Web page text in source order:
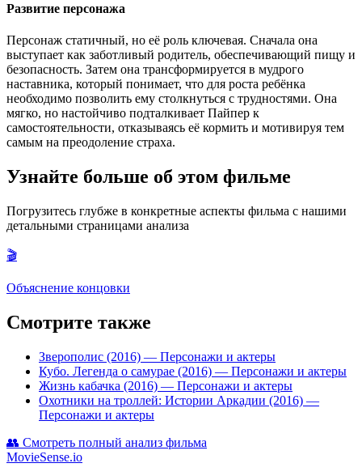
Развитие персонажа
Персонаж статичный, но её роль ключевая. Сначала она
выступает как заботливый родитель, обеспечивающий пищу и
безопасность. Затем она трансформируется в мудрого
наставника, который понимает, что для роста ребёнка
необходимо позволить ему столкнуться с трудностями. Она
мягко, но настойчиво подталкивает Пайпер к
самостоятельности, отказываясь её кормить и мотивируя тем
самым на преодоление страха.
Узнайте больше об этом фильме
Погрузитесь глубже в конкретные аспекты фильма с нашими
детальными страницами анализа
🎬
Объяснение концовки
Смотрите также
Зверополис (2016) — Персонажи и актеры
Кубо. Легенда о самурае (2016) — Персонажи и актеры
Жизнь кабачка (2016) — Персонажи и актеры
Охотники на троллей: Истории Аркадии (2016) —
Персонажи и актеры
👥 Смотреть полный анализ фильма
MovieSense.io